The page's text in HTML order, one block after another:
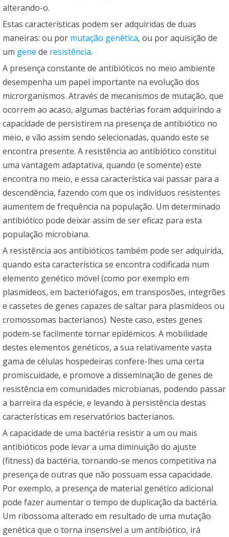
alterando-o.
Estas características podem ser adquiridas de duas
maneiras: ou por mutação genética, ou por aquisição de
um gene de resistência.
A presença constante de antibióticos no meio ambiente
desempenha um papel importante na evolução dos
microrganismos. Através de mecanismos de mutação, que
ocorrem ao acaso, algumas bactérias foram adquirindo a
capacidade de persistirem na presença de antibiótico no
meio, e vão assim sendo selecionadas, quando este se
encontra presente. A resistência ao antibiótico constitui
uma vantagem adaptativa, quando (e somente) este
encontra no meio, e essa característica vai passar para a
descendência, fazendo com que os indivíduos resistentes
aumentem de frequência na população. Um determinado
antibiótico pode deixar assim de ser eficaz para esta
população microbiana.
A resistência aos antibióticos também pode ser adquirida,
quando esta característica se encontra codificada num
elemento genético móvel (como por exemplo em
plasmídeos, em bacteriófagos, em transposões, integrões
e cassetes de genes capazes de saltar para plasmídeos ou
cromossomas bacterianos). Neste caso, estes genes
podem-se facilmente tornar epidémicos. A mobilidade
destes elementos genéticos, a sua relativamente vasta
gama de células hospedeiras confere-lhes uma certa
promiscuidade, e promove a disseminação de genes de
resistência em comunidades microbianas, podendo passar
a barreira da espécie, e levando à persistência destas
características em reservatórios bacterianos.
A capacidade de uma bactéria resistir a um ou mais
antibióticos pode levar a uma diminuição do ajuste
(fitness) da bactéria, tornando-se menos competitiva na
presença de outras que não possuam essa capacidade.
Por exemplo, a presença de material genético adicional
pode fazer aumentar o tempo de duplicação da bactéria.
Um ribossoma alterado em resultado de uma mutação
genética que o torna insensível a um antibiótico, irá